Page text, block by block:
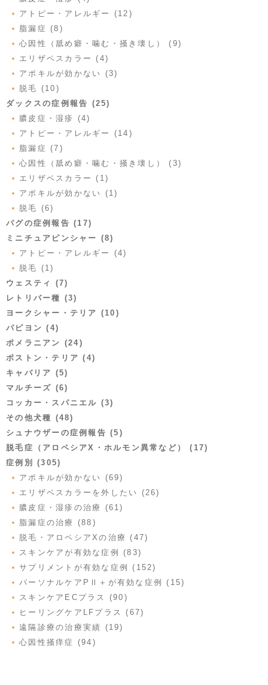
アトピー・アレルギー (12)
脂漏症 (8)
心因性（舐め癖・噛む・掻き壊し） (9)
エリザベスカラー (4)
アポキルが効かない (3)
脱毛 (10)
ダックスの症例報告 (25)
膿皮症・湿疹 (4)
アトピー・アレルギー (14)
脂漏症 (7)
心因性（舐め癖・噛む・掻き壊し） (3)
エリザベスカラー (1)
アポキルが効かない (1)
脱毛 (6)
パグの症例報告 (17)
ミニチュアピンシャー (8)
アトピー・アレルギー (4)
脱毛 (1)
ウェスティ (7)
レトリバー種 (3)
ヨークシャー・テリア (10)
パピヨン (4)
ポメラニアン (24)
ボストン・テリア (4)
キャバリア (5)
マルチーズ (6)
コッカー・スパニエル (3)
その他犬種 (48)
シュナウザーの症例報告 (5)
脱毛症（アロペシアX・ホルモン異常など） (17)
症例別 (305)
アポキルが効かない (69)
エリザベスカラーを外したい (26)
膿皮症・湿疹の治療 (61)
脂漏症の治療 (88)
脱毛・アロペシアXの治療 (47)
スキンケアが有効な症例 (83)
サプリメントが有効な症例 (152)
パーソナルケアPⅡ＋が有効な症例 (15)
スキンケアECプラス (90)
ヒーリングケアLFプラス (67)
遠隔診療の治療実績 (19)
心因性掻痒症 (94)